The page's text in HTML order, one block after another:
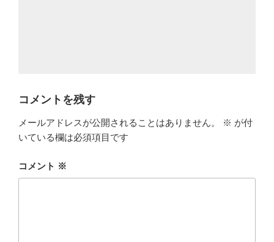
コメントを残す
メールアドレスが公開されることはありません。 ※ が付
いている欄は必須項目です
コメント ※